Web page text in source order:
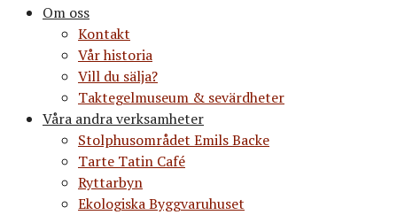
Om oss
Kontakt
Vår historia
Vill du sälja?
Taktegelmuseum & sevärdheter
Våra andra verksamheter
Stolphusområdet Emils Backe
Tarte Tatin Café
Ryttarbyn
Ekologiska Byggvaruhuset